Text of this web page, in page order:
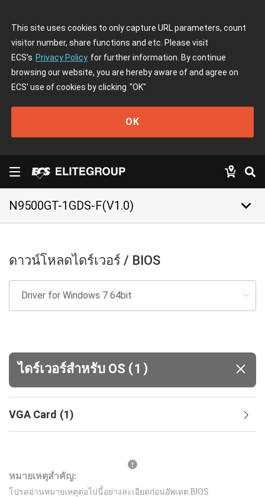
This site uses cookies to only capture URL parameters, count
visitor number, share functions and etc. Please visit
ECS's Privacy Policy for further information. By continue
browsing our website, you are hereby aware of and agree on
ECS' use of cookies by clicking "OK"
OK
N9500GT-1GDS-F(V1.0) keyboard_arrow_down
ดาวน์โหลดไดร์เวอร์ / BIOS
ไดร์เวอร์สำหรับ OS (1 )
VGA Card (1)
หมายเหตุสำคัญ:
โปรดอ่านหมายเหตุต่อไปนี้อย่างละเอียดก่อนอัพเดต BIOS